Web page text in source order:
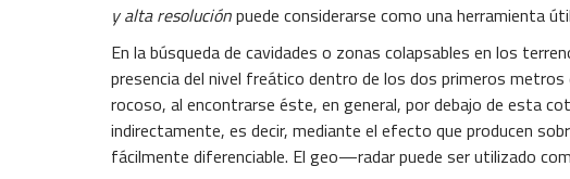
y alta resoluciónpuede considerarse como una herramienta
En la búsqueda de cavidades o zonas colapsables en los
presencia del nivel freático dentro de los dos primeros
rocoso, al encontrarse éste, en general, por debajo de esta
indirectamente, es decir, mediante el efecto que producen
fácilmente diferenciable. El geo—radar puede ser utilizado